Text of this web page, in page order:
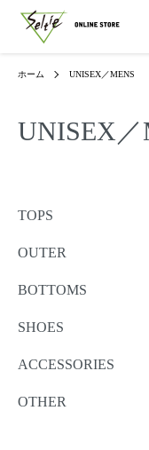
ホーム UNISEX／MENS
UNISEX／
TOPS
OUTER
BOTTOMS
SHOES
ACCESSORIES
OTHER